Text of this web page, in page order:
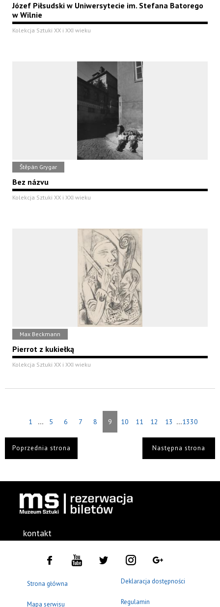
Józef Piłsudski w Uniwersytecie im. Stefana Batorego
w Wilnie
Kolekcja Sztuki XX i XXI wieku
Štěpán Grygar
Bez názvu
Kolekcja Sztuki XX i XXI wieku
Max Beckmann
Pierrot z kukiełką
Kolekcja Sztuki XX i XXI wieku
1 ... 5 6 7 8 9 10 11 12 13 ...1330
Poprzednia strona Następna strona
kontakt
Strona główna
Mapa serwisu
Deklaracja dostępności
Regulamin